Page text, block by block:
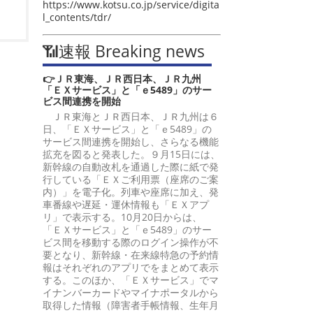
https://www.kotsu.co.jp/service/digita
l_contents/tdr/
📶速報 Breaking news
👉ＪＲ東海、ＪＲ西日本、ＪＲ九州
「ＥＸサービス」と「ｅ5489」のサー
ビス間連携を開始
ＪＲ東海とＪＲ西日本、ＪＲ九州は６
日、「ＥＸサービス」と「ｅ5489」の
サービス間連携を開始し、さらなる機能
拡充を図ると発表した。９月15日には、
新幹線の自動改札を通過した際に紙で発
行している「ＥＸご利用票（座席のご案
内）」を電子化。列車や座席に加え、発
車番線や遅延・運休情報も「ＥＸアプ
リ」で表示する。10月20日からは、
「ＥＸサービス」と「ｅ5489」のサー
ビス間を移動する際のログイン操作が不
要となり、新幹線・在来線特急の予約情
報はそれぞれのアプリでをまとめて表示
する。このほか、「ＥＸサービス」でマ
イナンバーカードやマイナポータルから
取得した情報（障害者手帳情報、生年月